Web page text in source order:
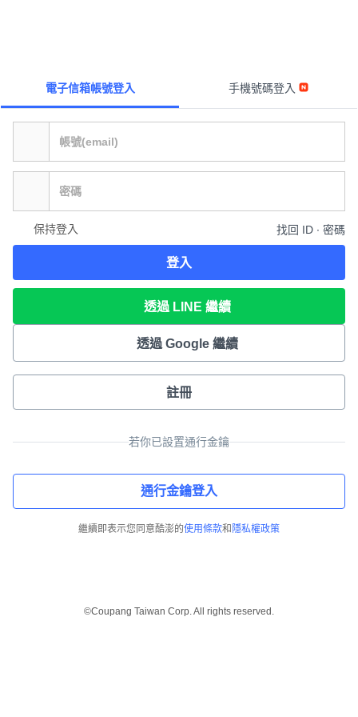
電子信箱帳號登入 手機號碼登入
保持登入 找回 ID ∙ 密碼
登入
透過 LINE 繼續
透過 Google 繼續
註冊
若你已設置通行金鑰
通行金鑰登入
繼續即表示您同意酷澎的使用條款和 隱私權政策
©Coupang Taiwan Corp. All rights reserved.